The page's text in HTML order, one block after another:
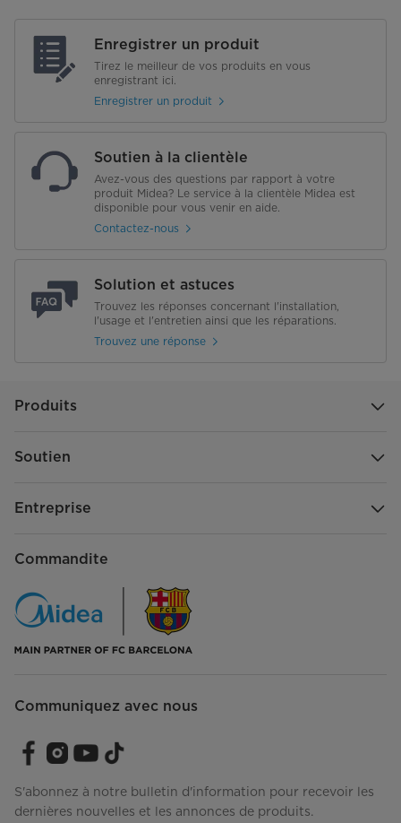
Enregistrer un produit
Tirez le meilleur de vos produits en vous
enregistrant ici.
Enregistrer un produit
Soutien à la clientèle
Avez-vous des questions par rapport à votre
produit Midea? Le service à la clientèle Midea est
disponible pour vous venir en aide.
Contactez-nous
Solution et astuces
Trouvez les réponses concernant l'installation,
l'usage et l'entretien ainsi que les réparations.
Trouvez une réponse
Produits
Soutien
Entreprise
Commandite
Communiquez avec nous
S'abonnez à notre bulletin d'information pour recevoir les
dernières nouvelles et les annonces de produits.